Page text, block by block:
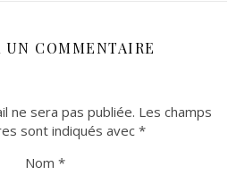
UN COMMENTAIRE
ne sera pas publiée. Les champs
sont indiqués avec *
Nom *